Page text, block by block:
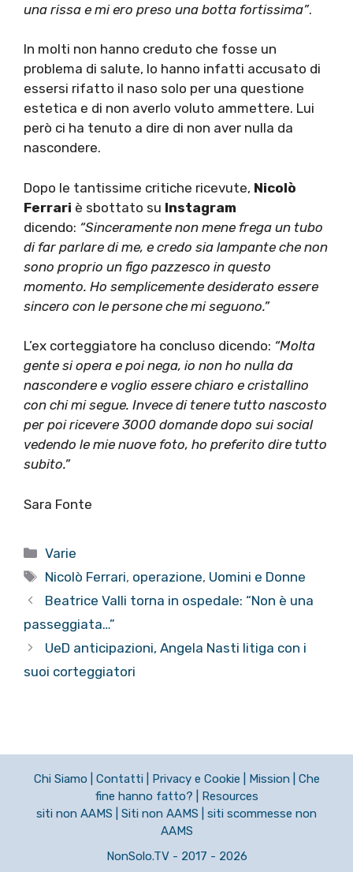
una rissa e mi ero preso una botta fortissima”.
In molti non hanno creduto che fosse un
problema di salute, lo hanno infatti accusato di
essersi rifatto il naso solo per una questione
estetica e di non averlo voluto ammettere. Lui
però ci ha tenuto a dire di non aver nulla da
nascondere.
Dopo le tantissime critiche ricevute, Nicolò
Ferrari è sbottato su Instagram
dicendo: “Sinceramente non mene frega un tubo
di far parlare di me, e credo sia lampante che non
sono proprio un figo pazzesco in questo
momento. Ho semplicemente desiderato essere
sincero con le persone che mi seguono.”
L’ex corteggiatore ha concluso dicendo: “Molta
gente si opera e poi nega, io non ho nulla da
nascondere e voglio essere chiaro e cristallino
con chi mi segue. Invece di tenere tutto nascosto
per poi ricevere 3000 domande dopo sui social
vedendo le mie nuove foto, ho preferito dire tutto
subito.”
Sara Fonte
Categorie
Varie
Tag
Nicolò Ferrari, operazione, Uomini e Donne
Beatrice Valli torna in ospedale: “Non è una
passeggiata…”
UeD anticipazioni, Angela Nasti litiga con i
suoi corteggiatori
Chi Siamo Contatti Privacy e Cookie Mission
Che
fine hanno fatto?
Resources
siti non AAMS
Siti non AAMS
siti scommesse non
AAMS
NonSolo.TV - 2017 - 2026